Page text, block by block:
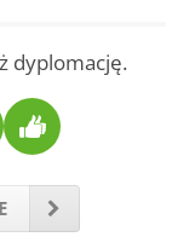
dyplomację.